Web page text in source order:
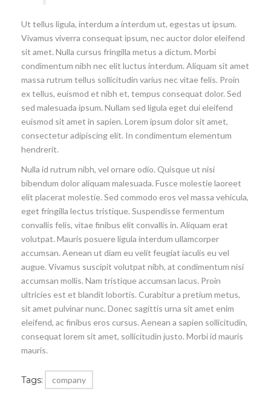
Ut tellus ligula, interdum a interdum ut, egestas ut ipsum.
Vivamus viverra consequat ipsum, nec auctor dolor eleifend
sit amet. Nulla cursus fringilla metus a dictum. Morbi
condimentum nibh nec elit luctus interdum. Aliquam sit amet
massa rutrum tellus sollicitudin varius nec vitae felis. Proin
ex tellus, euismod et nibh et, tempus consequat dolor. Sed
sed malesuada ipsum. Nullam sed ligula eget dui eleifend
euismod sit amet in sapien. Lorem ipsum dolor sit amet,
consectetur adipiscing elit. In condimentum elementum
hendrerit.
Nulla id rutrum nibh, vel ornare odio. Quisque ut nisi
bibendum dolor aliquam malesuada. Fusce molestie laoreet
elit placerat molestie. Sed commodo eros vel massa vehicula,
eget fringilla lectus tristique. Suspendisse fermentum
convallis felis, vitae finibus elit convallis in. Aliquam erat
volutpat. Mauris posuere ligula interdum ullamcorper
accumsan. Aenean ut diam eu velit feugiat iaculis eu vel
augue. Vivamus suscipit volutpat nibh, at condimentum nisi
accumsan mollis. Nam tristique accumsan lacus. Proin
ultricies est et blandit lobortis. Curabitur a pretium metus,
sit amet pulvinar nunc. Donec sagittis urna sit amet enim
eleifend, ac finibus eros cursus. Aenean a sapien sollicitudin,
consequat lorem sit amet, sollicitudin justo. Morbi id mauris
mauris.
Tags: company